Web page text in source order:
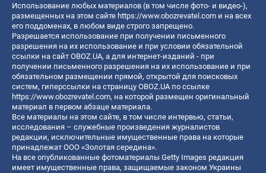
Использование любых материалов (в том числе фото- и видео-),
размещенных на этом сайте https://www.obozrevatel.com и на всех
его поддоменах, в любом виде строго запрещено.
Разрешается использование при получении письменного
разрешения на их использование и при условии обязательной
ссылки на сайт OBOZ.UA, а для интернет-изданий - при
получении письменного разрешения на их использование и при
обязательном размещении прямой, открытой для поисковых
систем, гиперссылки на страницу OBOZ.UA по ссылке
https://www.obozrevatel.com, на которой размещен оригинальный
материал в первом абзаце материала.
Все материалы на этом сайте, в том числе интервью, статьи,
исследования – служебные произведения журналистов
редакции, исключительные имущественные права на которые
принадлежат ООО «Золотая середина».
На все опубликованные фотоматериалы Getty Images редакция
имеет имущественные права, защищаемые законом Украины